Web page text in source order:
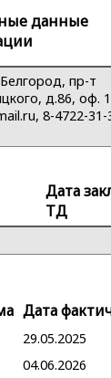
данные
пр-т
д.86, оф.
8-4722-31-
Дата
ТД
Дата
29.05.2025
04.06.2026